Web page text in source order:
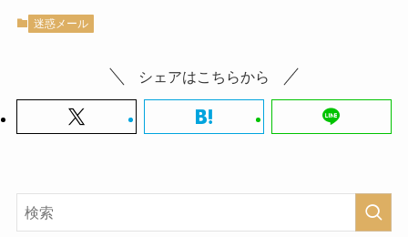
迷惑メール
シェアはこちらから